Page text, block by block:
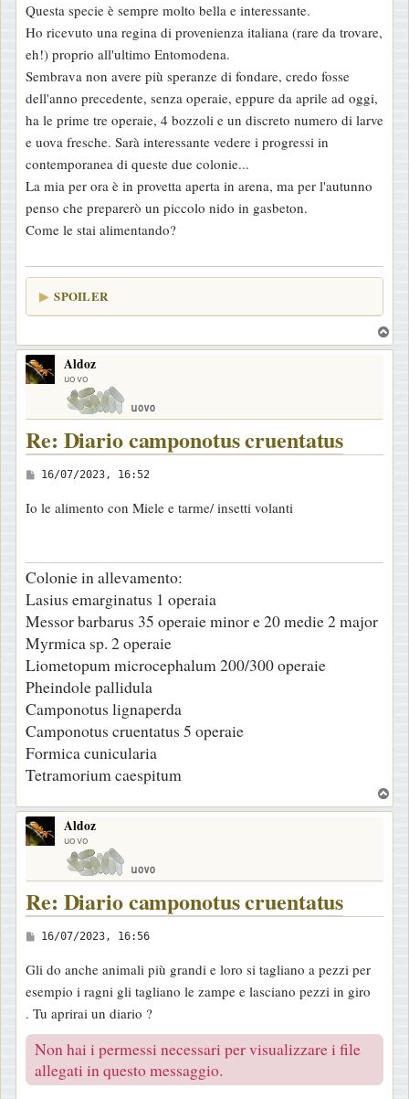
s
s
a
g
g
i
o
Questa specie è sempre molto bella e interessante.
Ho ricevuto una regina di provenienza italiana (rare da trovare,
eh!) proprio all'ultimo Entomodena.
Sembrava non avere più speranze di fondare, credo fosse
dell'anno precedente, senza operaie, eppure da aprile ad oggi,
ha le prime tre operaie, 4 bozzoli e un discreto numero di larve
e uova fresche. Sarà interessante vedere i progressi in
contemporanea di queste due colonie...
La mia per ora è in provetta aperta in arena, ma per l'autunno
penso che preparerò un piccolo nido in gasbeton.
Come le stai alimentando?
SPOILER
o
Aldoz
uovo
Re: Diario camponotus cruentatus
M
s
a
g
g
i
o
16/07/2023, 16:52
Io le alimento con Miele e tarme/ insetti volanti
Colonie in allevamento:
Lasius emarginatus 1 operaia
Messor barbarus 35 operaie minor e 20 medie 2 major
Myrmica sp. 2 operaie
Liometopum microcephalum 200/300 operaie
Pheindole pallidula
Camponotus lignaperda
Camponotus cruentatus 5 operaie
Formica cunicularia
Tetramorium caespitum
o
Aldoz
uovo
Re: Diario camponotus cruentatus
M
s
s
a
g
g
i
16/07/2023, 16:56
Gli do anche animali più grandi e loro si tagliano a pezzi per
esempio i ragni gli tagliano le zampe e lasciano pezzi in giro
. Tu aprirai un diario ?
Non hai i permessi necessari per visualizzare i file
allegati in questo messaggio.